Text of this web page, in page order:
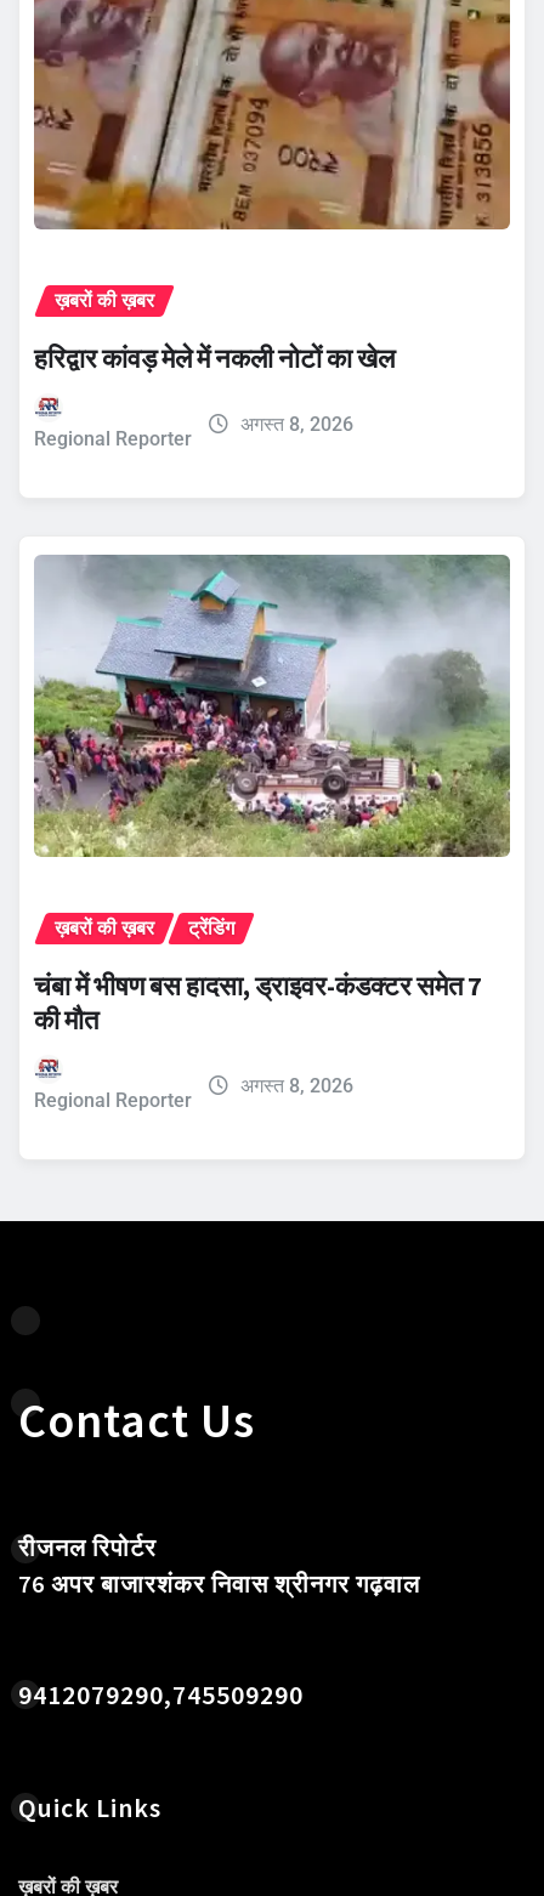
ख़बरों की ख़बर
हरिद्वार कांवड़ मेले में नकली नोटों का खेल
Regional Reporter
अगस्त 8, 2026
ख़बरों की ख़बर ट्रेंडिंग
चंबा में भीषण बस हादसा, ड्राइवर-कंडक्टर समेत 7
की मौत
Regional Reporter
अगस्त 8, 2026
Contact Us
रीजनल रिपोर्टर
76 अपर बाजारशंकर निवास श्रीनगर गढ़वाल
9412079290,745509290
Quick Links
ख़बरों की ख़बर